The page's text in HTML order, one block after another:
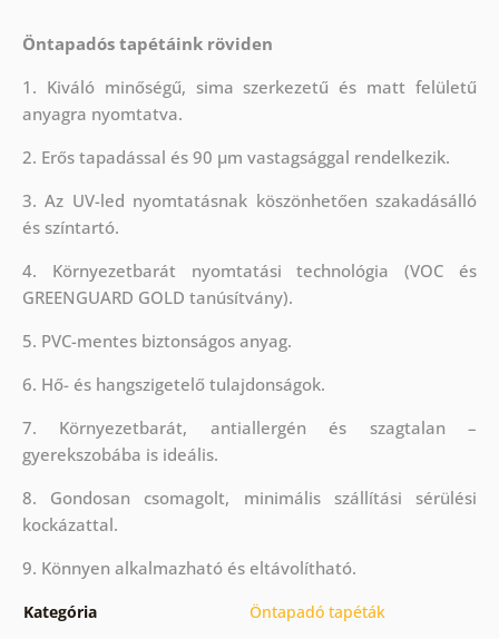
Öntapadós tapétáink röviden
1. Kiváló minőségű, sima szerkezetű és matt felületű
anyagra nyomtatva.
2. Erős tapadással és 90 µm vastagsággal rendelkezik.
3. Az UV-led nyomtatásnak köszönhetően szakadásálló
és színtartó.
4. Környezetbarát nyomtatási technológia (VOC és
GREENGUARD GOLD tanúsítvány).
5. PVC-mentes biztonságos anyag.
6. Hő- és hangszigetelő tulajdonságok.
7. Környezetbarát, antiallergén és szagtalan –
gyerekszobába is ideális.
8. Gondosan csomagolt, minimális szállítási sérülési
kockázattal.
9. Könnyen alkalmazható és eltávolítható.
Kategória Öntapadó tapéták